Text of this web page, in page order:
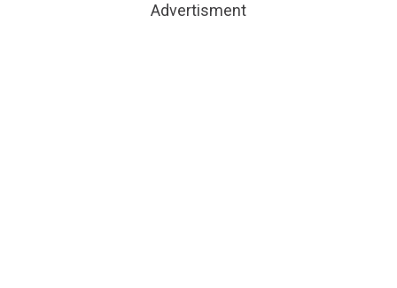
Advertisment